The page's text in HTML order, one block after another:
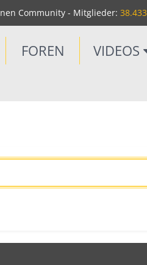
Community - Mitglieder: 38.433
FOREN VIDEOS